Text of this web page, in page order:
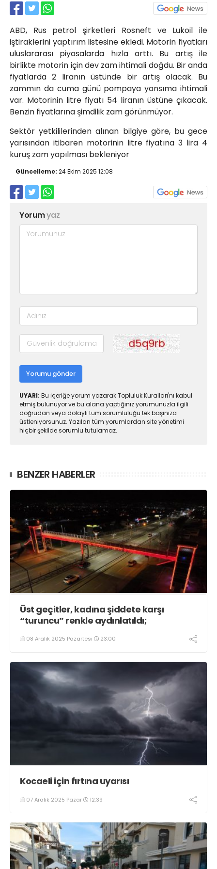
ABD, Rus petrol şirketleri Rosneft ve Lukoil ile
iştiraklerini yaptırım listesine ekledi. Motorin fiyatları
uluslararası piyasalarda hızla arttı. Bu artış ile
birlikte motorin için dev zam ihtimali doğdu. Bir anda
fiyatlarda 2 liranın üstünde bir artış olacak. Bu
zammın da cuma günü pompaya yansıma ihtimali
var. Motorinin litre fiyatı 54 liranın üstüne çıkacak.
Benzin fiyatlarına şimdilik zam görünmüyor.
Sektör yetkililerinden alınan bilgiye göre, bu gece
yarısından itibaren motorinin litre fiyatına 3 lira 4
kuruş zam yapılması bekleniyor
Güncelleme: 24 Ekim 2025 12:08
Yorumyaz
Yorumu gönder
UYARI: Bu içeriğe yorum yazarak Topluluk Kuralları'nı kabul
etmiş bulunuyor ve bu alana yaptığınız yorumunuzla ilgili
doğrudan veya dolaylı tüm sorumluluğu tek başınıza
üstleniyorsunuz. Yazılan tüm yorumlardan site yönetimi
hiçbir şekilde sorumlu tutulamaz.
BENZER HABERLER
Üst geçitler, kadına şiddete karşı
“turuncu” renkle aydınlatıldı;
08 Aralık 2025 Pazartesi 23:00
Kocaeli için fırtına uyarısı
07 Aralık 2025 Pazar 12:39
Akkavaklar Caddesi No:17/4 İzmit-
KOCAELİ
kocaelisokak@gmail.com